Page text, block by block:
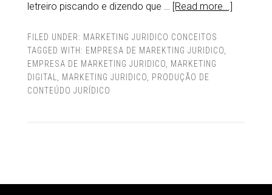
letreiro piscando e dizendo que … [Read more...]
FILED UNDER: MARKETING JURIDICO CONCEITOS
TAGGED WITH: EMPRESA DE MAREKTING JURIDICO
EMPRESA DE MARKETING JURIDICO
MARKETING
DIGITAL
MARKETING JURIDICO
PRODUÇÃO DE
CONTEÚDO JURÍDICO